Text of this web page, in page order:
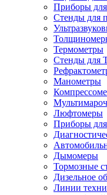
Приборы для
Стенды для
Термометры
Стенды для
Манометры
Люфтомеры
Приборы для
Дымомеры
Тормозные
Дизельное
Линии